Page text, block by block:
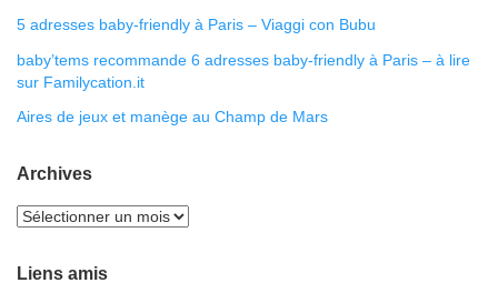
5 adresses baby-friendly à Paris – Viaggi con Bubu
baby’tems recommande 6 adresses baby-friendly à Paris – à lire
sur Familycation.it
Aires de jeux et manège au Champ de Mars
Archives
Liens amis